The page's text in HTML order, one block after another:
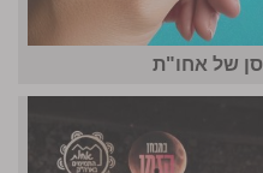
של אחו"ת